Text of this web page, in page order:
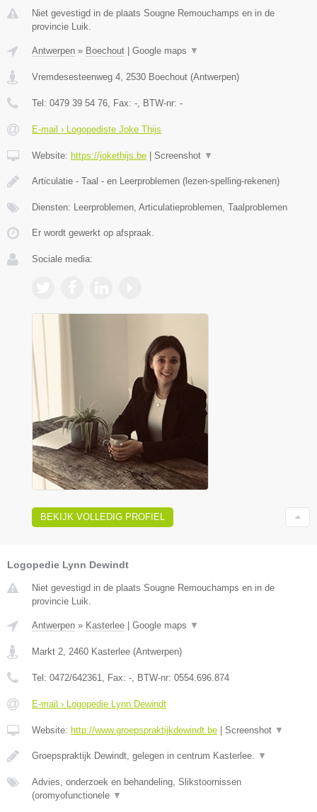
Niet gevestigd in de plaats Sougne Remouchamps en in de
provincie Luik.
Antwerpen » Boechout Google maps ▼
Vremdesesteenweg 4 2530 Boechout (Antwerpen)
Tel: 0479 39 54 76 , Fax: - , BTW-nr: -
E-mail › Logopediste Joke Thijs
Website: https://jokethijs.be Screenshot ▼
Articulatie - Taal - en Leerproblemen (lezen-spelling-rekenen)
Diensten: Leerproblemen, Articulatieproblemen, Taalproblemen
Er wordt gewerkt op afspraak.
Sociale media:
BEKIJK VOLLEDIG PROFIEL
Logopedie Lynn Dewindt
Niet gevestigd in de plaats Sougne Remouchamps en in de
provincie Luik.
Antwerpen » Kasterlee Google maps ▼
Markt 2 2460 Kasterlee (Antwerpen)
Tel: 0472/642361 , Fax: - , BTW-nr: 0554.696.874
E-mail › Logopedie Lynn Dewindt
Website: http://www.groepspraktijkdewindt.be Screenshot ▼
Groepspraktijk Dewindt, gelegen in centrum Kasterlee. ▼
Advies, onderzoek en behandeling, Slikstoornissen
(oromyofunctionele ▼